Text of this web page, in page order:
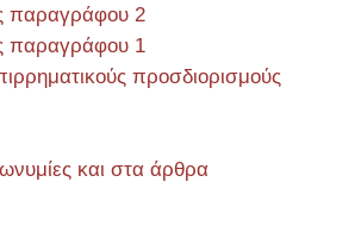
παραγράφου 2
παραγράφου 1
προσδιορισμούς
και στα άρθρα